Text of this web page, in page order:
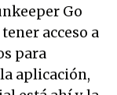
Go
acceso a
para
aplicación,